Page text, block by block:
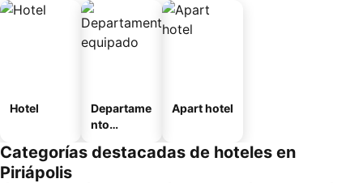
Hotel
Departame
nto
Apart hotel
Categorías destacadas de hoteles en
Piriápolis